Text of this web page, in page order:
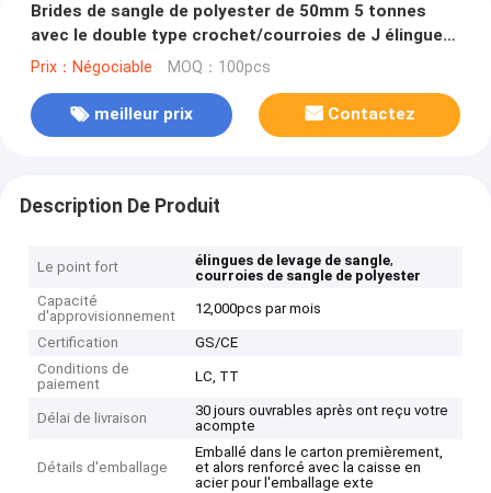
Brides de sangle de polyester de 50mm 5 tonnes
avec le double type crochet/courroies de J élingues
de levage
Prix：Négociable MOQ：100pcs
meilleur prix Contactez
Description De Produit
Le point fort élingues de levage de sangle,
courroies de sangle de polyester
Capacité
d'approvisionnement
12,000pcs par mois
Certification
GS/CE
Conditions de
paiement
LC, TT
Délai de livraison
30 jours ouvrables après ont reçu votre
acompte
Détails d'emballage
Emballé dans le carton premièrement,
et alors renforcé avec la caisse en
acier pour l'emballage exte